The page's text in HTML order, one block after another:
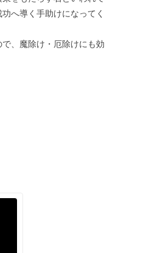
へ導く手助けになってく
、魔除け・厄除けにも効